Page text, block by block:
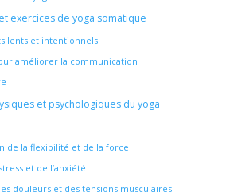
exercices de yoga somatique
lents et intentionnels
améliorer la communication
et psychologiques du yoga
de la flexibilité et de la force
et de l’anxiété
douleurs et des tensions musculaires